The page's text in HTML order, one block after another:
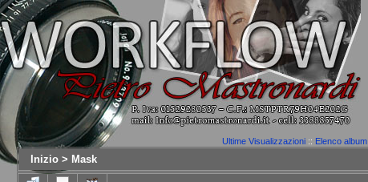
Ultime Visualizzazioni :: Elenco album
Inizio > Mask